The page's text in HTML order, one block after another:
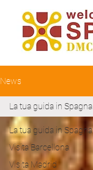
News
La tua guida in Spagna
Visita Barcellona
Visita Madrid
La tua guida in Spagna